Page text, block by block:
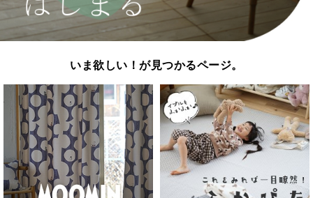
いま欲しい！が見つかるページ。